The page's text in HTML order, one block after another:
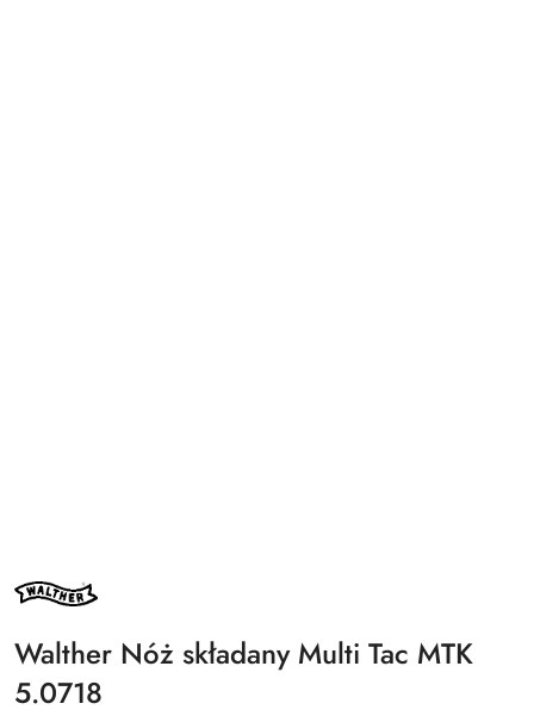
NAZWA
PRODUCENTA:
Walther Nóż składany Multi Tac MTK
5.0718